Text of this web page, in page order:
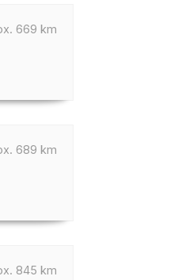
669 km
689 km
845 km